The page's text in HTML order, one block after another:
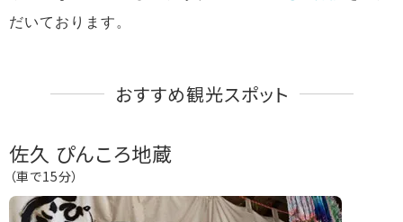
だいております。
おすすめ観光スポット
佐久 ぴんころ地蔵
（車で15分）